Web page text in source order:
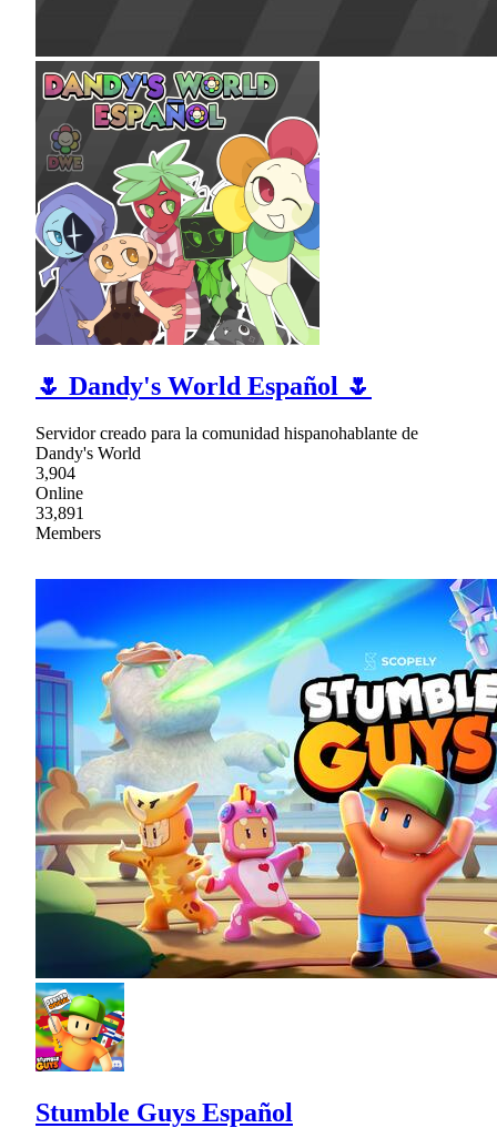
🌷 Dandy's World Español 🌷
Servidor creado para la comunidad hispanohablante de
Dandy's World
3,904
Online
33,891
Members
Stumble Guys Español